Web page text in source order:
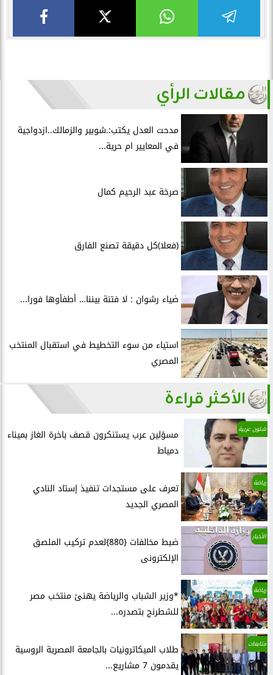
مقالات الرأي
مدحت العدل يكتب:.شوبير والزمالك..ازدواجية
في المعايير ام حرية...
صرخة عبد الرحيم كمال
(فعلا)كل دقيقة تصنع الفارق
ضياء رشوان : لا فتنة بيننا… أطفأوها فورا...
استياء من سوء التخطيط في استقبال المنتخب
المصري
الأكثر قراءة
شئون عربية
مسؤلين عرب يستنكرون قصف باخرة الغاز بميناء
دمياط
رياضة
تعرف على مستجدات تنفيذ إستاد النادي
المصري الجديد
الأخبار
ضبط مخالفات {880}لعدم تركيب الملصق
الإلكترونى
رياضة
*وزير الشباب والرياضة يهنئ منتخب مصر
للشطرنج بتصدره...
متابعات
طلاب الميكاترونيات بالجامعة المصرية الروسية
يقدمون 7 مشاريع...